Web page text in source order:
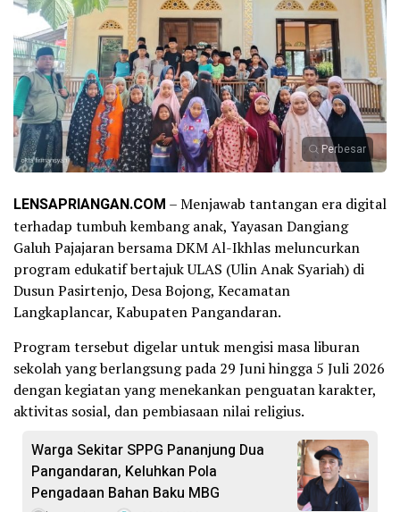
Perbesar
LENSAPRIANGAN.COM – Menjawab tantangan era digital
terhadap tumbuh kembang anak, Yayasan Dangiang
Galuh Pajajaran bersama DKM Al-Ikhlas meluncurkan
program edukatif bertajuk ULAS (Ulin Anak Syariah) di
Dusun Pasirtenjo, Desa Bojong, Kecamatan
Langkaplancar, Kabupaten Pangandaran.
Program tersebut digelar untuk mengisi masa liburan
sekolah yang berlangsung pada 29 Juni hingga 5 Juli 2026
dengan kegiatan yang menekankan penguatan karakter,
aktivitas sosial, dan pembiasaan nilai religius.
Warga Sekitar SPPG Pananjung Dua
Pangandaran, Keluhkan Pola
Pengadaan Bahan Baku MBG